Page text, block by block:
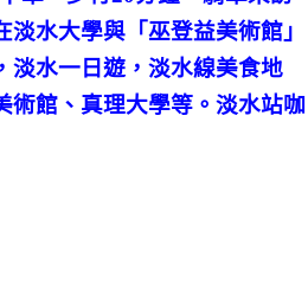
水大學與「巫登益美術館」
淡水一日遊，淡水線美食地
術館、真理大學等。淡水站咖